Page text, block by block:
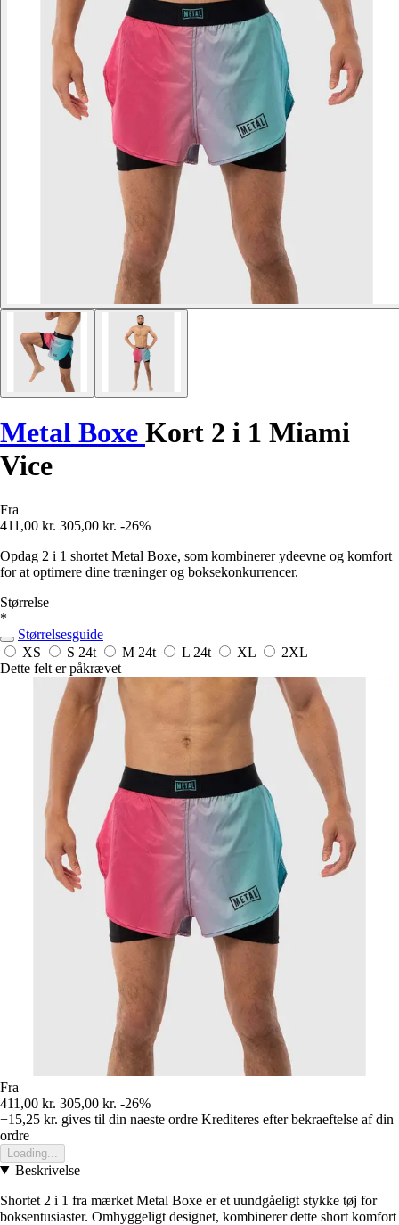
Metal Boxe Kort 2 i 1 Miami
Vice
Fra
411,00 kr. 305,00 kr. -26%
Opdag 2 i 1 shortet Metal Boxe, som kombinerer ydeevne og komfort
for at optimere dine træninger og boksekonkurrencer.
Størrelse
*
Størrelsesguide
XS
S 24t M 24t L 24t XL
2XL
Dette felt er påkrævet
Fra
411,00 kr. 305,00 kr. -26%
+15,25 kr. gives til din naeste ordre Krediteres efter bekraeftelse af din
ordre
Loading...
Beskrivelse
Shortet 2 i 1 fra mærket Metal Boxe er et uundgåeligt stykke tøj for
boksentusiaster. Omhyggeligt designet, kombinerer dette short komfort